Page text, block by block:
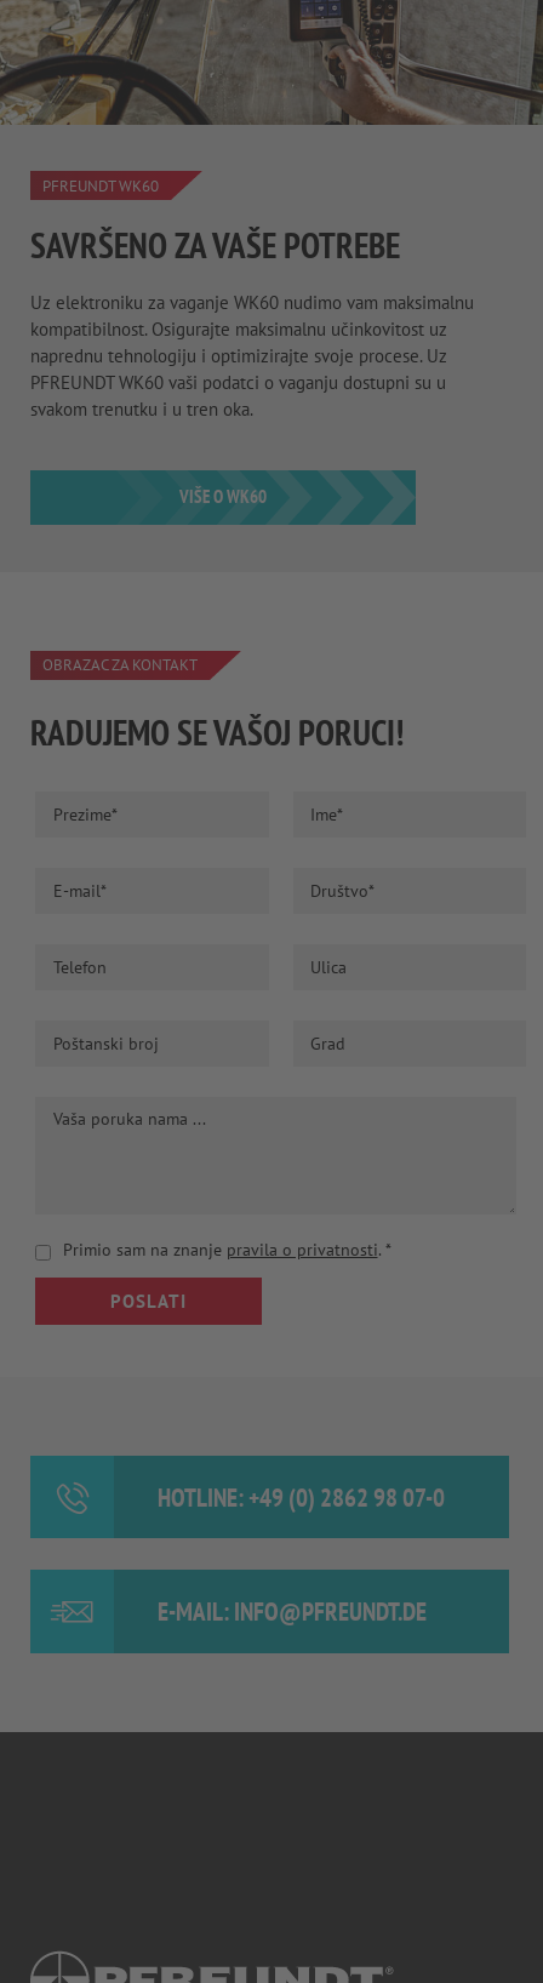
PFREUNDT WK60
SAVRŠENO ZA VAŠE POTREBE
Uz elektroniku za vaganje WK60 nudimo vam maksimalnu
kompatibilnost. Osigurajte maksimalnu učinkovitost uz
naprednu tehnologiju i optimizirajte svoje procese. Uz
PFREUNDT WK60 vaši podatci o vaganju dostupni su u
svakom trenutku i u tren oka.
VIŠE O WK60
OBRAZAC ZA KONTAKT
RADUJEMO SE VAŠOJ PORUCI!
Primio sam na znanje pravila o privatnosti. *
POSLATI
HOTLINE: +49 (0) 2862 98 07-0
E-MAIL: INFO@PFREUNDT.DE